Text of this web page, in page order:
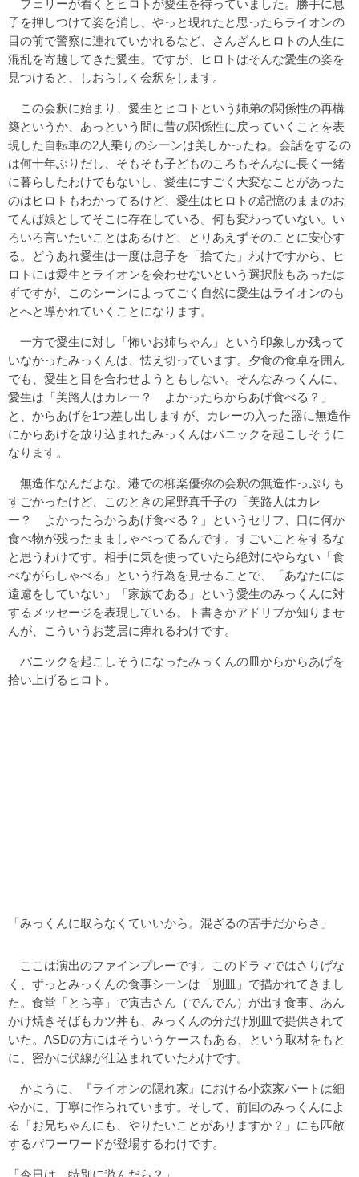
フェリーが着くとヒロトが愛生を待っていました。勝手に息
子を押しつけて姿を消し、やっと現れたと思ったらライオンの
目の前で警察に連れていかれるなど、さんざんヒロトの人生に
混乱を寄越してきた愛生。ですが、ヒロトはそんな愛生の姿を
見つけると、しおらしく会釈をします。
この会釈に始まり、愛生とヒロトという姉弟の関係性の再構
築というか、あっという間に昔の関係性に戻っていくことを表
現した自転車の2人乗りのシーンは美しかったね。会話をするの
は何十年ぶりだし、そもそも子どものころもそんなに長く一緒
に暮らしたわけでもないし、愛生にすごく大変なことがあった
のはヒロトもわかってるけど、愛生はヒロトの記憶のままのお
てんば娘としてそこに存在している。何も変わっていない。い
ろいろ言いたいことはあるけど、とりあえずそのことに安心す
る。どうあれ愛生は一度は息子を「捨てた」わけですから、ヒ
ロトには愛生とライオンを会わせないという選択肢もあったは
ずですが、このシーンによってごく自然に愛生はライオンのも
とへと導かれていくことになります。
一方で愛生に対し「怖いお姉ちゃん」という印象しか残って
いなかったみっくんは、怯え切っています。夕食の食卓を囲ん
でも、愛生と目を合わせようともしない。そんなみっくんに、
愛生は「美路人はカレー？ よかったらからあげ食べる？」
と、からあげを1つ差し出しますが、カレーの入った器に無造作
にからあげを放り込まれたみっくんはパニックを起こしそうに
なります。
無造作なんだよな。港での柳楽優弥の会釈の無造作っぷりも
すごかったけど、このときの尾野真千子の「美路人はカレ
ー？ よかったらからあげ食べる？」というセリフ、口に何か
食べ物が残ったまましゃべってるんです。すごいことをするな
と思うわけです。相手に気を使っていたら絶対にやらない「食
べながらしゃべる」という行為を見せることで、「あなたには
遠慮をしていない」「家族である」という愛生のみっくんに対
するメッセージを表現している。ト書きかアドリブか知りませ
んが、こういうお芝居に痺れるわけです。
パニックを起こしそうになったみっくんの皿からからあげを
拾い上げるヒロト。
「みっくんに取らなくていいから。混ざるの苦手だからさ」
ここは演出のファインプレーです。このドラマではさりげな
く、ずっとみっくんの食事シーンは「別皿」で描かれてきまし
た。食堂「とら亭」で寅吉さん（でんでん）が出す食事、あん
かけ焼きそばもカツ丼も、みっくんの分だけ別皿で提供されて
いた。ASDの方にはそういうケースもある、という取材をもと
に、密かに伏線が仕込まれていたわけです。
かように、『ライオンの隠れ家』における小森家パートは細
やかに、丁寧に作られています。そして、前回のみっくんによ
る「お兄ちゃんにも、やりたいことがありますか？」にも匹敵
するパワーワードが登場するわけです。
「今日は、特別に遊んだら？」